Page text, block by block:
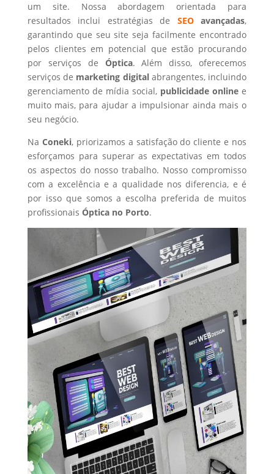
um site. Nossa abordagem orientada para
resultados inclui estratégias de SEOavançadas,
garantindo que seu site seja facilmente encontrado
pelos clientes em potencial que estão procurando
por serviços de Óptica. Além disso, oferecemos
serviços de marketing digital abrangentes, incluindo
gerenciamento de mídia social, publicidade online e
muito mais, para ajudar a impulsionar ainda mais o
seu negócio.
Na Coneki, priorizamos a satisfação do cliente e nos
esforçamos para superar as expectativas em todos
os aspectos do nosso trabalho. Nosso compromisso
com a excelência e a qualidade nos diferencia, e é
por isso que somos a escolha preferida de muitos
profissionais Ópticano Porto.